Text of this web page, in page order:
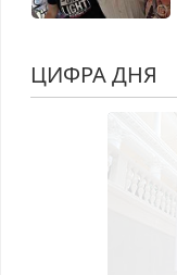
ЦИФРА ДНЯ